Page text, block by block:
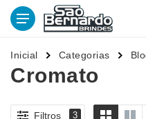
Inicial Categorias
Cromato
Filtros 3